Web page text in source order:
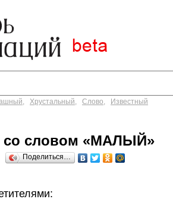
, Хрустальный, Слово, Известный
со словом «МАЛЫЙ»
Поделиться…